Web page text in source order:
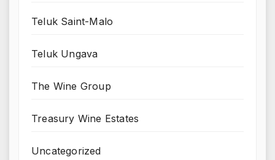
Teluk Saint-Malo
Teluk Ungava
The Wine Group
Treasury Wine Estates
Uncategorized